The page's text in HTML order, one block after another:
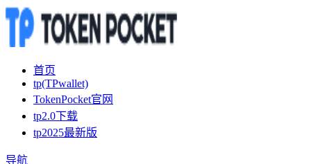
首页
tp(TPwallet)
TokenPocket官网
tp2.0下载
tp2025最新版
导航